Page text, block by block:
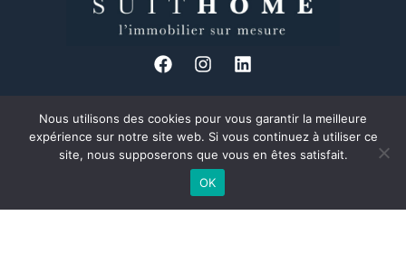
34 Bd des Brotteaux, 69006 Lyon
04 37 24 08 89
Formulaire de contact
Découvrez Suit Home, votre agence immobilière à taille humaine et
Nous utilisons des cookies pour vous garantir la meilleure
expérience sur notre site web. Si vous continuez à utiliser ce
site, nous supposerons que vous en êtes satisfait.
OK